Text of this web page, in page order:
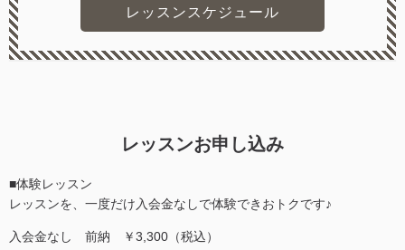
レッスンスケジュール
レッスンお申し込み
■体験レッスン
レッスンを、一度だけ入会金なしで体験できおトクです♪
入会金なし 前納 ￥3,300（税込）